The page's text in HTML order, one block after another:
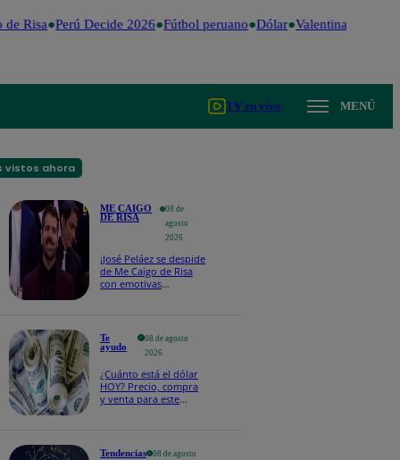
Risa Perú Decide 2026 Fútbol peruano Dólar Valentina Valiente
TV en vivo MENÚ
vistos ahora
ME CAIGO
DE RISA
08 de
agosto
2026
¡José Peláez se despide
de Me Caigo de Risa
con emotivas
Te
ayudo
08 de agosto
2026
¿Cuánto está el dólar
HOY? Precio, compra
y venta para este
Tendencias
08 de agosto